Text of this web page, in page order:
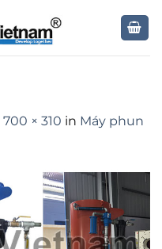
700 × 310 in Máy phun